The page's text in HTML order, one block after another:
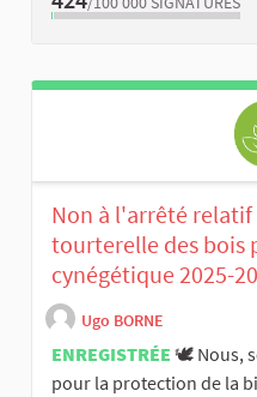
Non à l'arrêté relatif
tourterelle des bois
cynégétique 2025-
Ugo BORNE
ENREGISTRÉE 🕊️ Nous,
pour la protection de la